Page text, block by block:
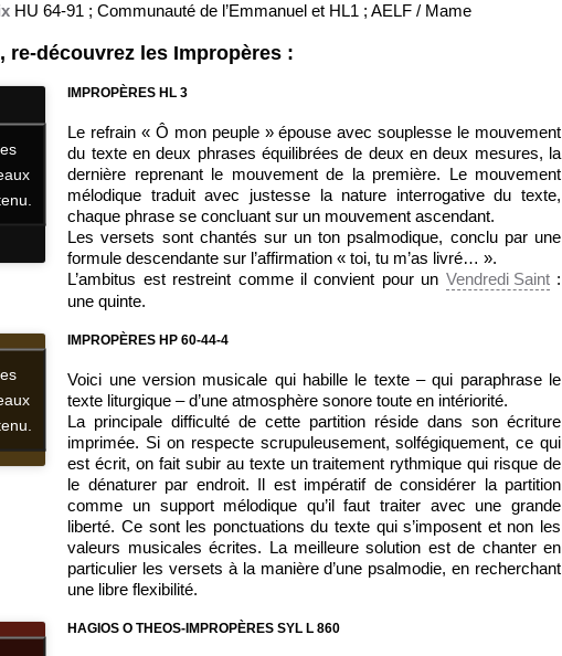
HU 64-91 ; Communauté de l’Emmanuel et HL1 ; AELF / Mame
re-découvrez les Impropères :
IMPROPÈRES HL 3
Le refrain « Ô mon peuple » épouse avec souplesse le mouvement
du texte en deux phrases équilibrées de deux en deux mesures, la
dernière reprenant le mouvement de la première. Le mouvement
mélodique traduit avec justesse la nature interrogative du texte,
chaque phrase se concluant sur un mouvement ascendant.
Les versets sont chantés sur un ton psalmodique, conclu par une
formule descendante sur l’affirmation « toi, tu m’as livré… ».
L’ambitus est restreint comme il convient pour un Vendredi Saint:
une quinte.
IMPROPÈRES HP 60-44-4
Voici une version musicale qui habille le texte – qui paraphrase le
texte liturgique – d’une atmosphère sonore toute en intériorité.
La principale difficulté de cette partition réside dans son écriture
imprimée. Si on respecte scrupuleusement, solfégiquement, ce qui
est écrit, on fait subir au texte un traitement rythmique qui risque de
le dénaturer par endroit. Il est impératif de considérer la partition
comme un support mélodique qu’il faut traiter avec une grande
liberté. Ce sont les ponctuations du texte qui s’imposent et non les
valeurs musicales écrites. La meilleure solution est de chanter en
particulier les versets à la manière d’une psalmodie, en recherchant
une libre flexibilité.
HAGIOS O THEOS-IMPROPÈRES SYL L 860